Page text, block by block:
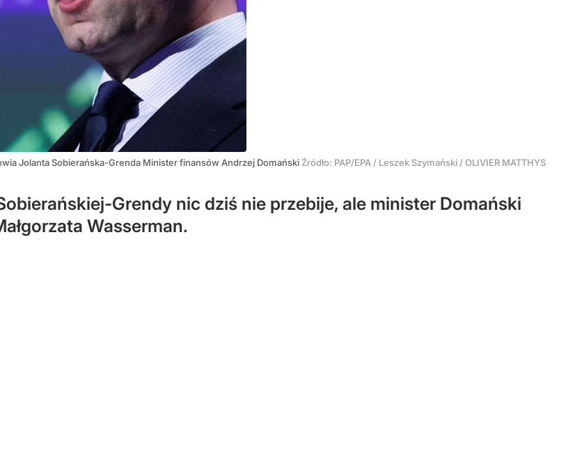
Jolanta Sobierańska-Grenda Minister finansów Andrzej Domański Źródło: PAP/EPA / Leszek Szymański / OLIVIER MATTHYS
Grendy nic dziś nie przebije, ale minister Domański
Wasserman.